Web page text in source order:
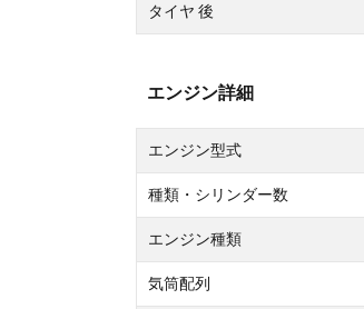
タイヤ 後
エンジン詳細
エンジン型式
種類・シリンダー数
エンジン種類
気筒配列